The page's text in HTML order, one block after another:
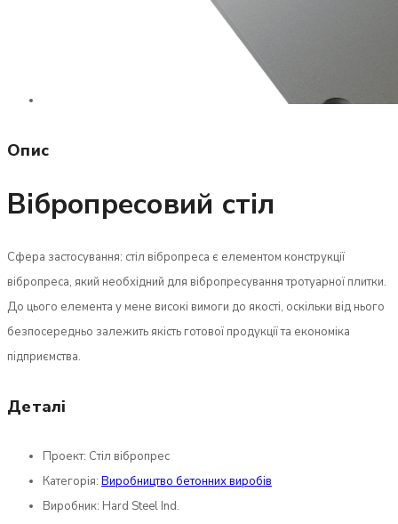
Опис
Вібропресовий стіл
Сфера застосування: стіл вібропреса є елементом конструкції
вібропреса, який необхідний для вібропресування тротуарної плитки.
До цього елемента у мене високі вимоги до якості, оскільки від нього
безпосередньо залежить якість готової продукції та економіка
підприємства.
Деталі
Проект: Стіл вібропрес
Категорія: Виробництво бетонних виробів
Виробник: Hard Steel Ind.